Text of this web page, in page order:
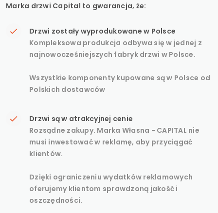
Marka drzwi Capital to gwarancja, że:
Drzwi zostały wyprodukowane w Polsce
Kompleksowa produkcja odbywa się w jednej z
najnowocześniejszych fabryk drzwi w Polsce.
Wszystkie komponenty kupowane są w Polsce od
Polskich dostawców
Drzwi są w atrakcyjnej cenie
Rozsądne zakupy. Marka Własna - CAPITAL nie
musi inwestować w reklamę, aby przyciągać
klientów.
Dzięki ograniczeniu wydatków reklamowych
oferujemy klientom sprawdzoną jakość i
oszczędności.